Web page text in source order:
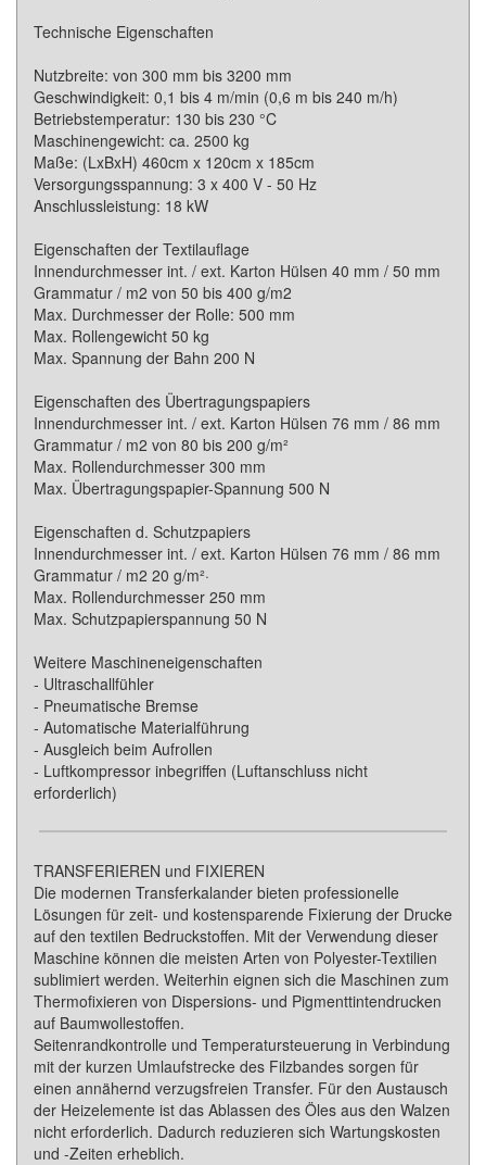
Technische Eigenschaften
Nutzbreite: von 300 mm bis 3200 mm
Geschwindigkeit: 0,1 bis 4 m/min (0,6 m bis 240 m/h)
Betriebstemperatur: 130 bis 230 °C
Maschinengewicht: ca. 2500 kg
Maße: (LxBxH) 460cm x 120cm x 185cm
Versorgungsspannung: 3 x 400 V - 50 Hz
Anschlussleistung: 18 kW
Eigenschaften der Textilauflage
Innendurchmesser int. / ext. Karton Hülsen 40 mm / 50 mm
Grammatur / m2 von 50 bis 400 g/m2
Max. Durchmesser der Rolle: 500 mm
Max. Rollengewicht 50 kg
Max. Spannung der Bahn 200 N
Eigenschaften des Übertragungspapiers
Innendurchmesser int. / ext. Karton Hülsen 76 mm / 86 mm
Grammatur / m2 von 80 bis 200 g/m²
Max. Rollendurchmesser 300 mm
Max. Übertragungspapier-Spannung 500 N
Eigenschaften d. Schutzpapiers
Innendurchmesser int. / ext. Karton Hülsen 76 mm / 86 mm
Grammatur / m2 20 g/m²·
Max. Rollendurchmesser 250 mm
Max. Schutzpapierspannung 50 N
Weitere Maschineneigenschaften
- Ultraschallfühler
- Pneumatische Bremse
- Automatische Materialführung
- Ausgleich beim Aufrollen
- Luftkompressor inbegriffen (Luftanschluss nicht
erforderlich)
TRANSFERIEREN und FIXIEREN
Die modernen Transferkalander bieten professionelle
Lösungen für zeit- und kostensparende Fixierung der Drucke
auf den textilen Bedruckstoffen. Mit der Verwendung dieser
Maschine können die meisten Arten von Polyester-Textilien
sublimiert werden. Weiterhin eignen sich die Maschinen zum
Thermofixieren von Dispersions- und Pigmenttintendrucken
auf Baumwollestoffen.
Seitenrandkontrolle und Temperatursteuerung in Verbindung
mit der kurzen Umlaufstrecke des Filzbandes sorgen für
einen annähernd verzugsfreien Transfer. Für den Austausch
der Heizelemente ist das Ablassen des Öles aus den Walzen
nicht erforderlich. Dadurch reduzieren sich Wartungskosten
und -Zeiten erheblich.